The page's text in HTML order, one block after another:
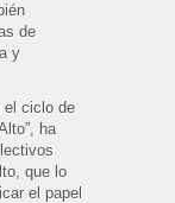
de
y
el ciclo de
ha
que lo
el papel